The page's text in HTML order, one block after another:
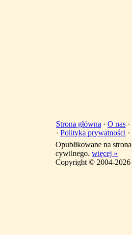
Strona główna · O nas ·
· Polityka prywatności ·
Opublikowane na
cywilnego. więcej »
Copyright © 2004-2026